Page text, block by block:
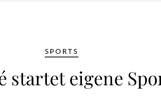
SPORTS
startet eigene